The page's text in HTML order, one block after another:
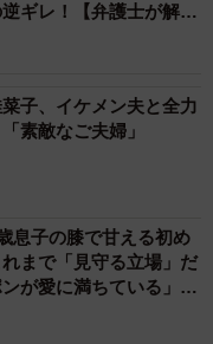
ギレ！【弁護士が解
子、イケメン夫と全力
素敵なご夫婦」
息子の膝で甘える初め
まで「見守る立場」だ
が愛に満ちている」